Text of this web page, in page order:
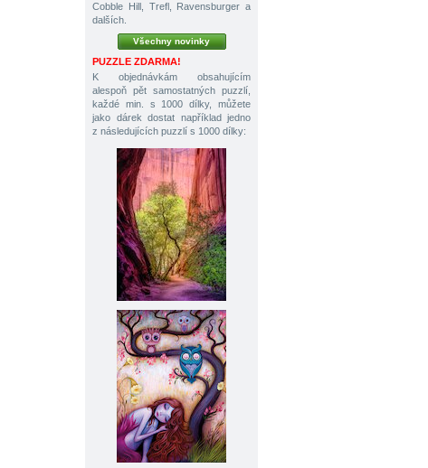
Cobble Hill, Trefl, Ravensburger a
dalších.
Všechny novinky
PUZZLE ZDARMA!
K objednávkám obsahujícím
alespoň pět samostatných puzzlí,
každé min. s 1000 dílky, můžete
jako dárek dostat například jedno
z následujících puzzlí s 1000 dílky: